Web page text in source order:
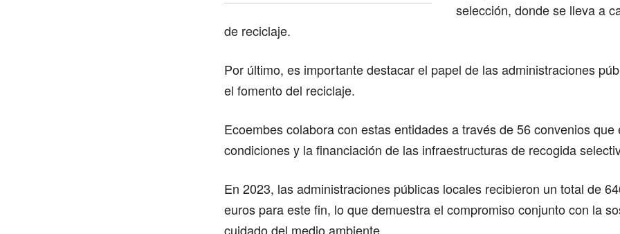
selección, donde se lleva a
de reciclaje.
Por último, es importante destacar el papel de las administraciones
el fomento del reciclaje.
Ecoembes colabora con estas entidades a través de 56 convenios que
condiciones y la financiación de las infraestructuras de recogida
En 2023, las administraciones públicas locales recibieron un total de
euros para este fin, lo que demuestra el compromiso conjunto con la
cuidado del medio ambiente.